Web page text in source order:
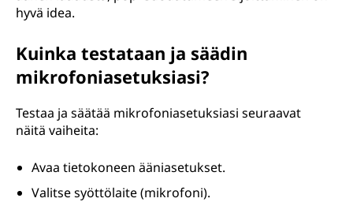
hyvä idea.
Kuinka testataan ja säädin
mikrofoniasetuksiasi?
Testaa ja säätää mikrofoniasetuksiasi seuraavat
näitä vaiheita:
Avaa tietokoneen ääniasetukset.
Valitse syöttölaite (mikrofoni).